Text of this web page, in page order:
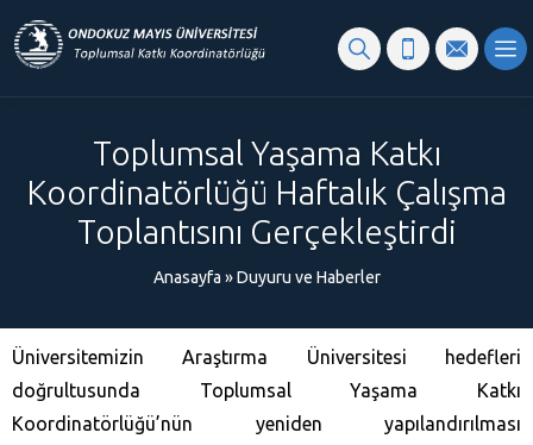
Toplumsal Yaşama Katkı
Koordinatörlüğü Haftalık Çalışma
Toplantısını Gerçekleştirdi
Anasayfa »Duyuru ve Haberler
Üniversitemizin Araştırma Üniversitesi hedefleri
doğrultusunda Toplumsal Yaşama Katkı
Koordinatörlüğü’nün yeniden yapılandırılması